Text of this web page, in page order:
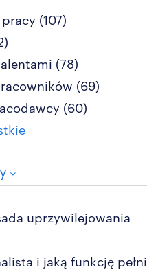
(107)
(78)
(69)
(60)
uprzywilejowania
i jaką funkcję pełni